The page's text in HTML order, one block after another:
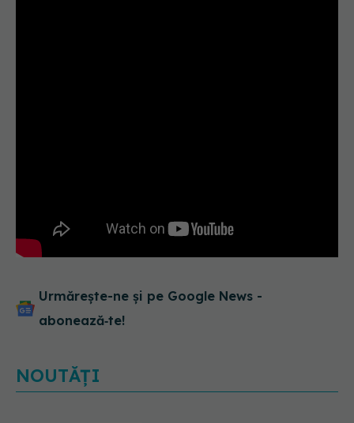
Urmărește-ne și pe Google News -
abonează‑te!
NOUTĂȚI